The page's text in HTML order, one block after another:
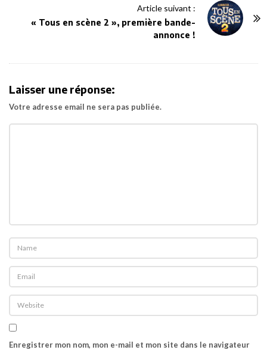
Article suivant :
« Tous en scène 2 », première bande-
annonce !
Laisser une réponse:
Votre adresse email ne sera pas publiée.
Enregistrer mon nom, mon e-mail et mon site dans le navigateur